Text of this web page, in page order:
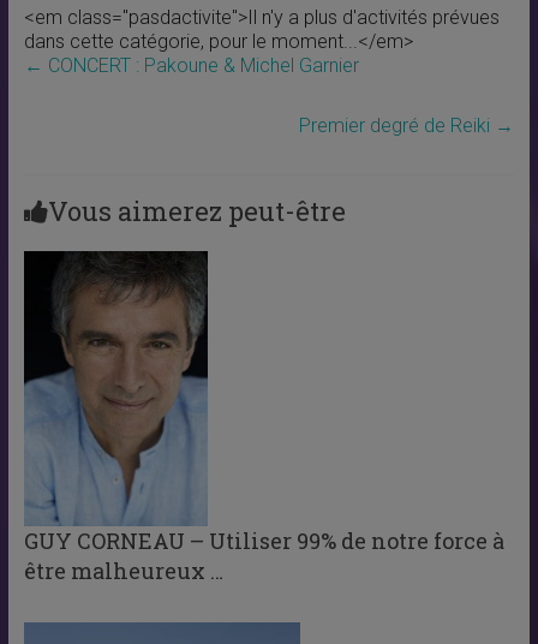
<em class="pasdactivite">Il n'y a plus d'activités prévues
dans cette catégorie, pour le moment...</em>
← CONCERT : Pakoune & Michel Garnier
Premier degré de Reiki →
Vous aimerez peut-être
GUY CORNEAU – Utiliser 99% de notre force à
être malheureux …